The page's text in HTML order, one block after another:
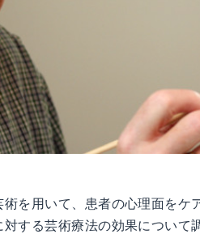
を用いて、患者の心理面をケ
する芸術療法の効果について